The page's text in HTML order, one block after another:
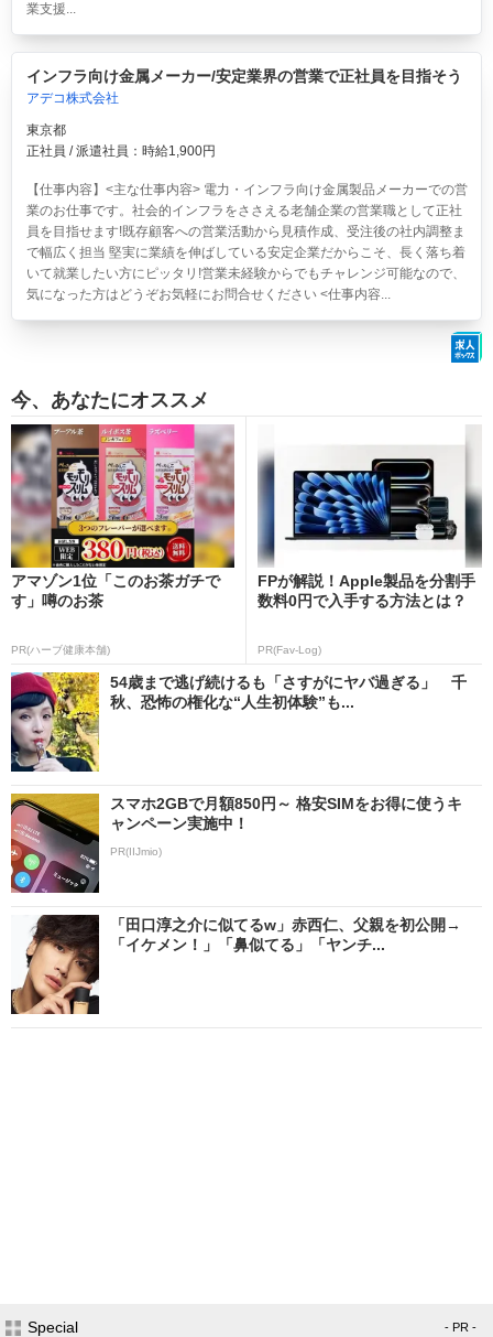
業支援...
インフラ向け金属メーカー/安定業界の営業で正社員を目指そう
アデコ株式会社
東京都
正社員 / 派遣社員：時給1,900円
【仕事内容】<主な仕事内容> 電力・インフラ向け金属製品メーカーでの営
業のお仕事です。社会的インフラをささえる老舗企業の営業職として正社
員を目指せます!既存顧客への営業活動から見積作成、受注後の社内調整ま
で幅広く担当 堅実に業績を伸ばしている安定企業だからこそ、長く落ち着
いて就業したい方にピッタリ!営業未経験からでもチャレンジ可能なので、
気になった方はどうぞお気軽にお問合せください <仕事内容...
今、あなたにオススメ
アマゾン1位「このお茶ガチで
す」噂のお茶
PR(ハーブ健康本舗)
FPが解説！Apple製品を分割手
数料0円で入手する方法とは？
PR(Fav-Log)
54歳まで逃げ続けるも「さすがにヤバ過ぎる」 千
秋、恐怖の権化な“人生初体験”も...
スマホ2GBで月額850円～ 格安SIMをお得に使うキ
ャンペーン実施中！
PR(IIJmio)
「田口淳之介に似てるw」赤西仁、父親を初公開→
「イケメン！」「鼻似てる」「ヤンチ...
Special - PR -